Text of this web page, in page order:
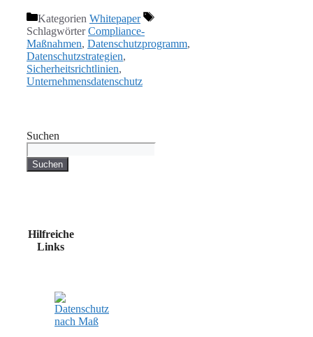
Kategorien Whitepaper
SchlagwörterCompliance-
Maßnahmen, Datenschutzprogramm,
Datenschutzstrategien,
Sicherheitsrichtlinien,
Unternehmensdatenschutz
Suchen
Suchen
Hilfreiche
Links